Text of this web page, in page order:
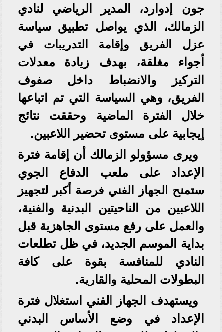
جون إدوارد، المدير الرياضي لنادي
الزمالك، الذي يواصل تطبيق سياسة
عزل الفريق وإقامة التدريبات في
أجواء مغلقة، بهدف زيادة معدلات
التركيز والانضباط داخل صفوف
الفريق، وهي السياسة التي تم اتباعها
خلال الفترة الماضية وحققت نتائج
إيجابية على مستوى تحضير اللاعبين.
ويرى مسؤولو الزمالك أن إقامة فترة
الإعداد على ملعب الدفاع الجوي
ستمنح الجهاز الفني فرصة أكبر لتجهيز
اللاعبين من الناحيتين البدنية والفنية،
والعمل على رفع مستوى الجاهزية قبل
بداية الموسم الجديد، في ظل تطلعات
النادي للمنافسة بقوة على كافة
البطولات المحلية والقارية.
ويستهدف الجهاز الفني استغلال فترة
الإعداد في وضع الأساس البدني